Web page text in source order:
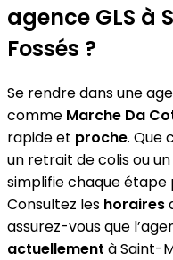
agence GLS
Fossés ?
Se rendre dans une
comme Marche Da
rapide et proche. Que
un retrait de colis ou
simplifie chaque étape
Consultez les horaires
assurez-vous que
actuellement à Saint-